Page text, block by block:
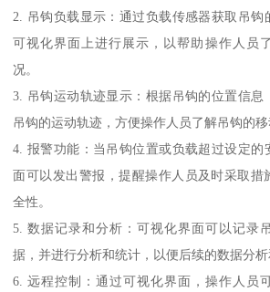
2. 吊钩负载显示：通过负载传感器获取吊钩
可视化界面上进行展示，以帮助操作人员
况。
3. 吊钩运动轨迹显示：根据吊钩的位置信息
吊钩的运动轨迹，方便操作人员了解吊钩的移
4. 报警功能：当吊钩位置或负载超过设定的
面可以发出警报，提醒操作人员及时采取措
全性。
5. 数据记录和分析：可视化界面可以记录
据，并进行分析和统计，以便后续的数据分析
6. 远程控制：通过可视化界面，操作人员